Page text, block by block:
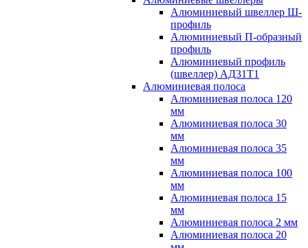
Алюминиевый швеллер Ш-
профиль
Алюминиевый П-образный
профиль
Алюминиевый профиль
(швеллер) АД31Т1
Алюминиевая полоса
Алюминиевая полоса 120
мм
Алюминиевая полоса 30
мм
Алюминиевая полоса 35
мм
Алюминиевая полоса 100
мм
Алюминиевая полоса 15
мм
Алюминиевая полоса 2 мм
Алюминиевая полоса 20